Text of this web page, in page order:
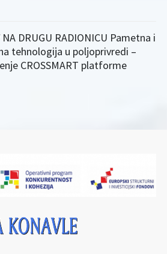
NA DRUGU RADIONICU Pametna i
tehnologija u poljoprivredi –
CROSSMART platforme